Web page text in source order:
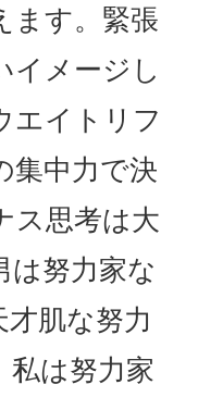
ます。緊張
イメージし
エイトリフ
集中力で決
ス思考は大
は努力家な
肌な努力
私は努力家